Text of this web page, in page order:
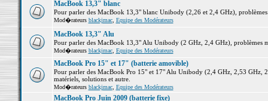
MacBook 13,3" blanc
Pour parler des MacBook 13,3" blanc Unibody (2,26 et 2,4 GHz),
Mod�rateurs blackjmac, Equipe des Modérateurs
MacBook 13,3" Alu
Pour parler des MacBook 13,3" Alu Unibody (2 GHz, 2,4 GHz), problèmes
Mod�rateurs blackjmac, Equipe des Modérateurs
MacBook Pro 15" et 17" (batterie amovible)
Pour parler des MacBook Pro 15" et 17" Alu Unibody (2,4 GHz, 2,53 GHz,
matériels, solutions et autre.
Mod�rateurs blackjmac, Equipe des Modérateurs
MacBook Pro Juin 2009 (batterie fixe)